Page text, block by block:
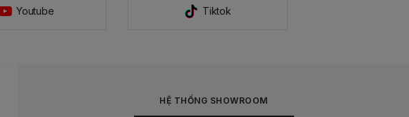
Youtube Tiktok
HỆ THỐNG SHOWROOM